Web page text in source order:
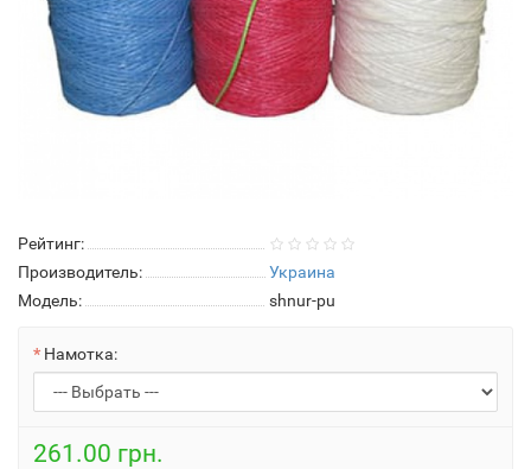
Рейтинг:
Производитель:
Украина
Модель:
shnur-pu
Намотка:
261.00 грн.